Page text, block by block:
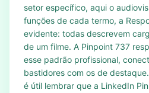
setor específico, aqui o
funções de cada termo, a
evidente: todas descrevem
de um filme. A Pinpoint 737
esse padrão profissional,
bastidores com os de
é útil lembrar que a LinkedIn